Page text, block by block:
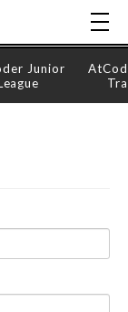
Junior